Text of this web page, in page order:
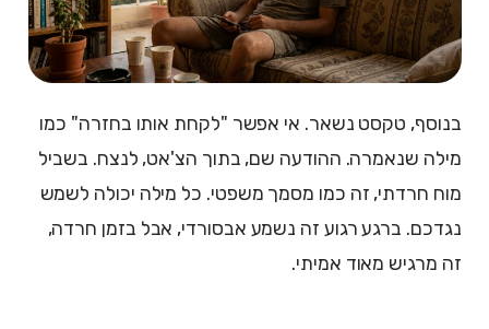
בנוסף, טקסט נשאר. אי אפשר "לקחת אותו בחזרה" כמו
מילה שנאמרה. ההודעה שם, בתוך הצ'אט, לנצח. בשביל
מוח חרדתי, זה כמו מסמך משפטי. כל מילה יכולה לשמש
נגדכם. ברגע רגוע זה נשמע אבסורדי, אבל בזמן חרדה,
זה מרגיש מאוד אמיתי.